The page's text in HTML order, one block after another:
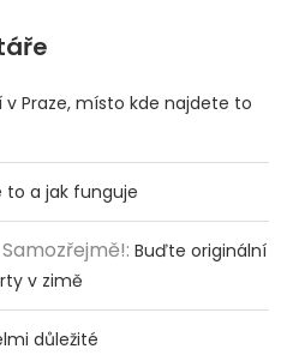
v Praze, místo kde najdete to
to a jak funguje
: Buďte originální
v zimě
důležité